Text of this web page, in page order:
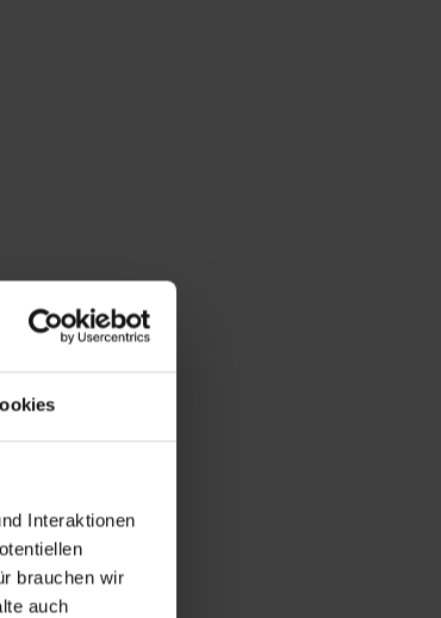
Interaktionen
brauchen wir
auch